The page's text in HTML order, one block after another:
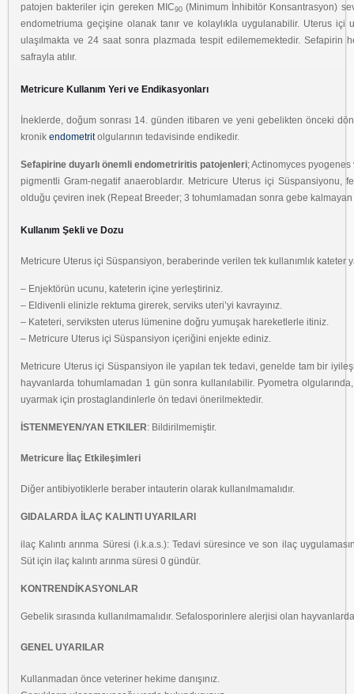
patojen bakteriler için gereken MIC90(Minimum İnhibitör Konsantrasyon)
endometriuma geçişine olanak tanır ve kolaylıkla uygulanabilir. Uterus
ulaşılmakta ve 24 saat sonra plazmada tespit edilememektedir.
safrayla atılır.
Metricure Kullanım Yeri ve Endikasyonları
İneklerde, doğum sonrası 14. günden itibaren ve yeni gebelikten önceki
kronik endometritolgularının tedavisinde endikedir.
Sefapirine duyarlı önemli endometriritis patojenleri; Actinomyces
pigmentli Gram-negatif anaeroblardır. Metricure Uterus içi Süspansiyonu,
olduğu çeviren inek (Repeat Breeder; 3 tohumlamadan sonra gebe
Kullanım Şekli ve Dozu
Metricure Uterus içi Süspansiyon, beraberinde verilen tek kullanımlık kateter
– Enjektörün ucunu, kateterin içine yerleştiriniz.
– Eldivenli elinizle rektuma girerek, serviks uteri’yi kavrayınız.
– Kateteri, serviksten uterus lümenine doğru yumuşak hareketlerle itiniz.
– Metricure Uterus içi Süspansiyon içeriğini enjekte ediniz.
Metricure Uterus içi Süspansiyon ile yapılan tek tedavi, genelde tam bir
hayvanlarda tohumlamadan 1 gün sonra kullanılabilir. Pyometra
uyarmak için prostaglandinlerle ön tedavi önerilmektedir.
İSTENMEYEN/YAN ETKILER: Bildirilmemiştir.
Metricure İlaç Etkileşimleri
Diğer antibiyotiklerle beraber intauterin olarak kullanılmamalıdır.
GIDALARDA İLAÇ KALINTI UYARILARI
ilaç Kalıntı arınma Süresi (i.k.a.s.): Tedavi süresince ve son ilaç
Süt için ilaç kalıntı arınma süresi 0 gündür.
KONTRENDİKASYONLAR
Gebelik sırasında kullanılmamalıdır. Sefalosporinlere alerjisi olan hayvanlarda
GENEL UYARILAR
Kullanmadan önce veteriner hekime danışınız.